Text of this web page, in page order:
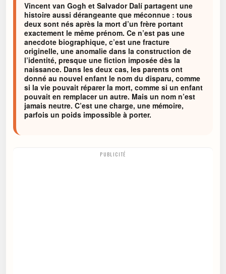
Vincent van Gogh et Salvador Dalí partagent une
histoire aussi dérangeante que méconnue : tous
deux sont nés après la mort d’un frère portant
exactement le même prénom. Ce n’est pas une
anecdote biographique, c’est une fracture
originelle, une anomalie dans la construction de
l’identité, presque une fiction imposée dès la
naissance. Dans les deux cas, les parents ont
donné au nouvel enfant le nom du disparu, comme
si la vie pouvait réparer la mort, comme si un enfant
pouvait en remplacer un autre. Mais un nom n’est
jamais neutre. C’est une charge, une mémoire,
parfois un poids impossible à porter.
PUBLICITÉ